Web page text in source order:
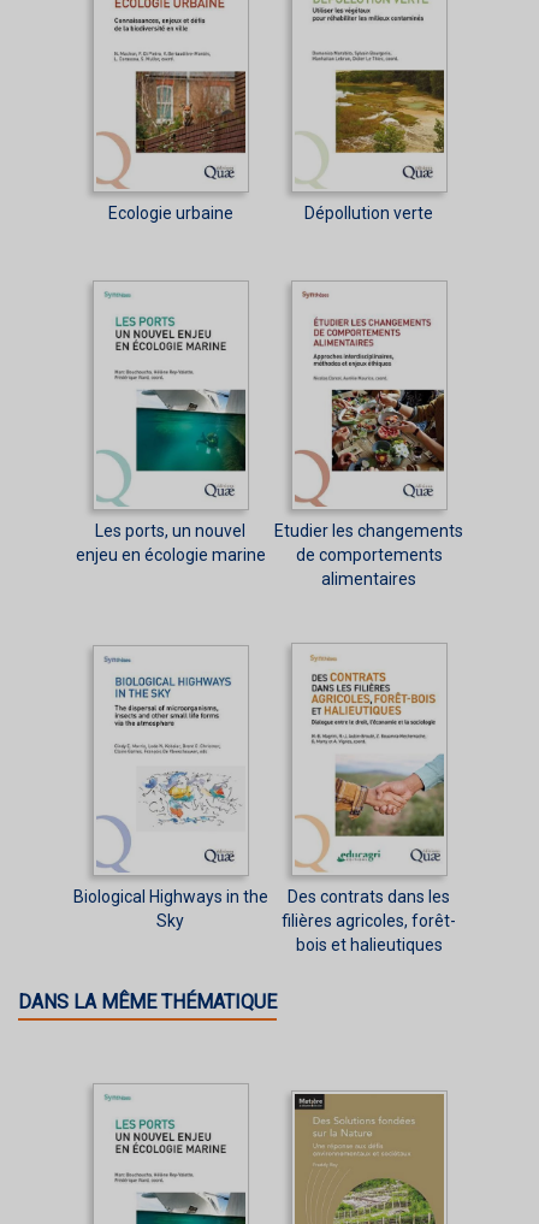
Ecologie urbaine Dépollution verte
Les ports, un nouvel
enjeu en écologie marine
Etudier les changements
de comportements
alimentaires
Biological Highways in the
Sky
Des contrats dans les
filières agricoles, forêt-
bois et halieutiques
DANS LA MÊME THÉMATIQUE